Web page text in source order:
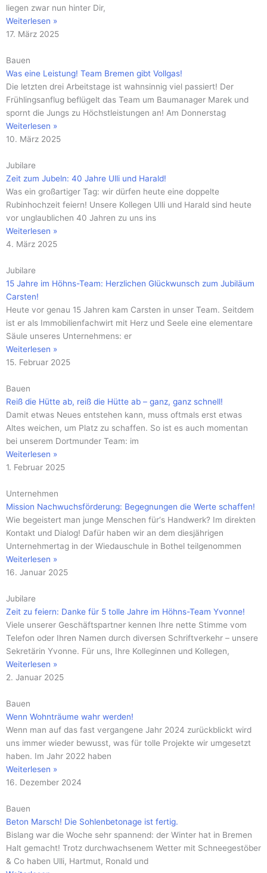
liegen zwar nun hinter Dir,
Weiterlesen »
17. März 2025
Bauen
Was eine Leistung! Team Bremen gibt Vollgas!
Die letzten drei Arbeitstage ist wahnsinnig viel passiert! Der
Frühlingsanflug beflügelt das Team um Baumanager Marek und
spornt die Jungs zu Höchstleistungen an! Am Donnerstag
Weiterlesen »
10. März 2025
Jubilare
Zeit zum Jubeln: 40 Jahre Ulli und Harald!
Was ein großartiger Tag: wir dürfen heute eine doppelte
Rubinhochzeit feiern! Unsere Kollegen Ulli und Harald sind heute
vor unglaublichen 40 Jahren zu uns ins
Weiterlesen »
4. März 2025
Jubilare
15 Jahre im Höhns-Team: Herzlichen Glückwunsch zum Jubiläum
Carsten!
Heute vor genau 15 Jahren kam Carsten in unser Team. Seitdem
ist er als Immobilienfachwirt mit Herz und Seele eine elementare
Säule unseres Unternehmens: er
Weiterlesen »
15. Februar 2025
Bauen
Reiß die Hütte ab, reiß die Hütte ab – ganz, ganz schnell!
Damit etwas Neues entstehen kann, muss oftmals erst etwas
Altes weichen, um Platz zu schaffen. So ist es auch momentan
bei unserem Dortmunder Team: im
Weiterlesen »
1. Februar 2025
Unternehmen
Mission Nachwuchsförderung: Begegnungen die Werte schaffen!
Wie begeistert man junge Menschen für‘s Handwerk? Im direkten
Kontakt und Dialog! Dafür haben wir an dem diesjährigen
Unternehmertag in der Wiedauschule in Bothel teilgenommen
Weiterlesen »
16. Januar 2025
Jubilare
Zeit zu feiern: Danke für 5 tolle Jahre im Höhns-Team Yvonne!
Viele unserer Geschäftspartner kennen Ihre nette Stimme vom
Telefon oder Ihren Namen durch diversen Schriftverkehr – unsere
Sekretärin Yvonne. Für uns, Ihre Kolleginnen und Kollegen,
Weiterlesen »
2. Januar 2025
Bauen
Wenn Wohnträume wahr werden!
Wenn man auf das fast vergangene Jahr 2024 zurückblickt wird
uns immer wieder bewusst, was für tolle Projekte wir umgesetzt
haben. Im Jahr 2022 haben
Weiterlesen »
16. Dezember 2024
Bauen
Beton Marsch! Die Sohlenbetonage ist fertig.
Bislang war die Woche sehr spannend: der Winter hat in Bremen
Halt gemacht! Trotz durchwachsenem Wetter mit Schneegestöber
& Co haben Ulli, Hartmut, Ronald und